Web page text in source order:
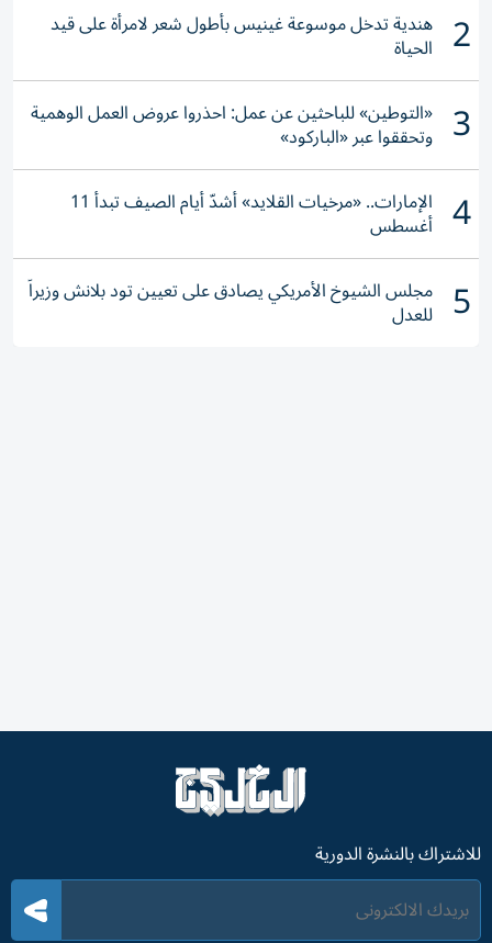
2 هندية تدخل موسوعة غينيس بأطول شعر لامرأة على قيد
الحياة
3 «التوطين» للباحثين عن عمل: احذروا عروض العمل الوهمية
وتحققوا عبر «الباركود»
4 الإمارات.. «مرخيات القلايد» أشدّ أيام الصيف تبدأ 11
أغسطس
5 مجلس الشيوخ الأمريكي يصادق على تعيين تود بلانش وزيراً
للعدل
للاشتراك بالنشرة الدورية